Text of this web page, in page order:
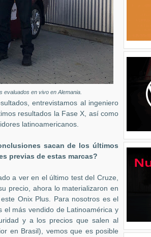
evaluados en vivo en Alemania.
entrevistamos al ingeniero
resultados la Fase X, así como
latinoamericanos.
sacan de los últimos
previas de estas marcas?
a ver en el último test del Cruze,
precio, ahora lo materializaron en
Onix Plus. Para nosotros es el
el más vendido de Latinoamérica y
y a los precios que salen al
en Brasil), vemos que es posible